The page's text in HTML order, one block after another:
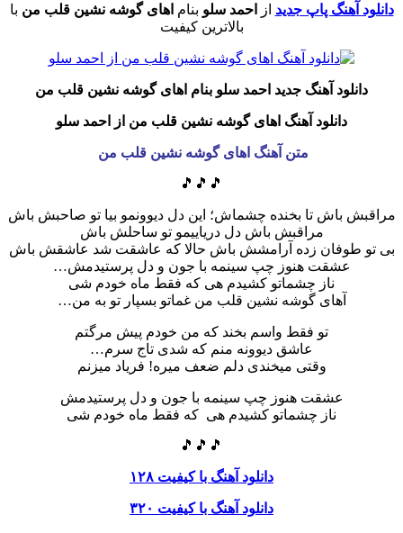
دانلود آهنگ پاپ جدید از احمد سلو بنام اهای گوشه نشین قلب من با
بالاترین کیفیت
دانلود آهنگ جدید احمد سلو بنام اهای گوشه نشین قلب من
دانلود آهنگ اهای گوشه نشین قلب من از احمد سلو
متن آهنگ اهای گوشه نشین قلب من
🎵🎵🎵
مراقبش باش تا بخنده چشماش؛ این دل دیوونمو بیا تو صاحبش باش
مراقبش باش دل دریاییمو تو ساحلش باش
بی تو طوفان زده آرامشش باش حالا که عاشقت شد عاشقش باش
عشقت هنوز چپ سینمه با جون و دل پرستیدمش…
ناز چشماتو کشیدم هی که فقط ماه خودم شی
آهای گوشه نشین قلب من غماتو بسپار تو به من…
تو فقط واسم بخند که من خودم پیش مرگتم
عاشق دیوونه منم که شدی تاج سرم…
وقتی میخندی دلم ضعف میره! فریاد میزنم
عشقت هنوز چپ سینمه با جون و دل پرستیدمش
ناز چشماتو کشیدم هی که فقط ماه خودم شی
🎵🎵🎵
دانلود آهنگ با کیفیت ۱۲۸
دانلود آهنگ با کیفیت ۳۲۰